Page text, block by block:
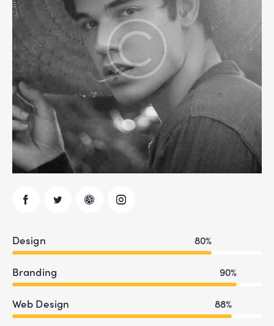
Design 80%
Branding 90%
Web Design 88%